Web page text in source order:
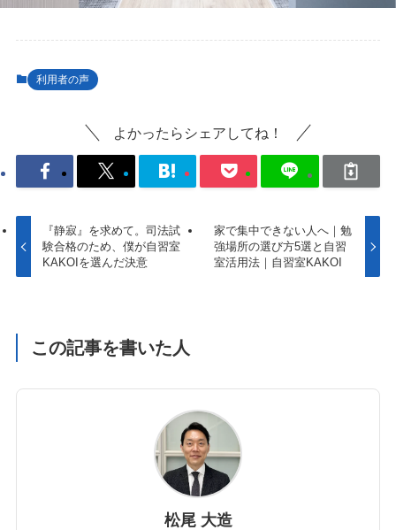
利用者の声
よかったらシェアしてね！
『静寂』を求めて。司法試
験合格のため、僕が自習室
KAKOIを選んだ決意
家で集中できない人へ｜勉
強場所の選び方5選と自習
室活用法｜自習室KAKOI
この記事を書いた人
松尾 大造